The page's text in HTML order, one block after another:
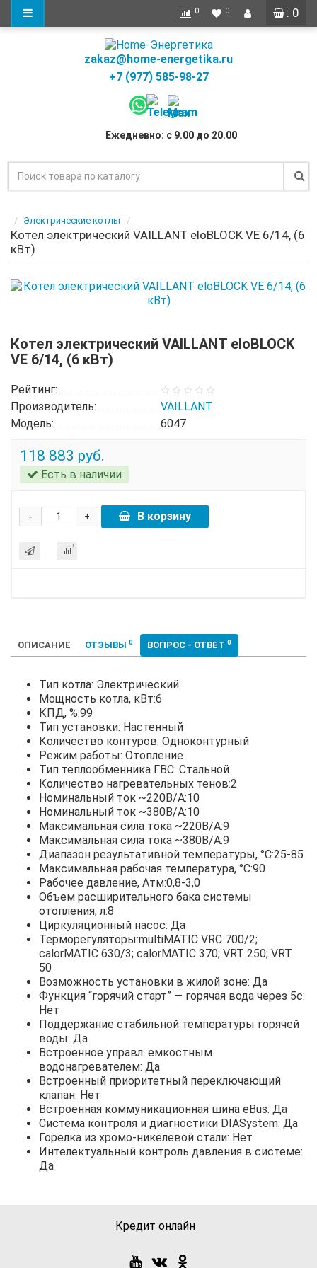
: 0
0 0
zakaz@home-energetika.ru
+7 (977) 585-98-27
Ежедневно: с 9.00 до 20.00
Электрические котлы
Котел электрический VAILLANT eloBLOCK VE 6/14, (6
кВт)
Котел электрический VAILLANT eloBLOCK
VE 6/14, (6 кВт)
Рейтинг:
Производитель:
VAILLANT
Модель:
6047
118 883 руб.
Есть в наличии
+
- В корзину
ОПИСАНИЕ ОТЗЫВЫ 0 ВОПРОС - ОТВЕТ 0
Тип котла: Электрический
Мощность котла, кВт:6
КПД, %:99
Тип установки: Настенный
Количество контуров: Одноконтурный
Режим работы: Отопление
Тип теплообменника ГВС: Стальной
Количество нагревательных тенов:2
Номинальный ток ~220В/А:10
Номинальный ток ~380В/А:10
Максимальная сила тока ~220В/А:9
Максимальная сила тока ~380В/А:9
Диапазон результативной температуры, °С:25-85
Максимальная рабочая температура, °С:90
Рабочее давление, Атм:0,8-3,0
Объем расширительного бака системы
отопления, л:8
Циркуляционный насос: Да
Терморегуляторы:multiMATIC VRC 700/2;
calorMATIC 630/3; calorMATIC 370; VRT 250; VRT
50
Возможность установки в жилой зоне: Да
Функция “горячий старт” — горячая вода через 5с:
Нет
Поддержание стабильной температуры горячей
воды: Да
Встроенное управл. емкостным
водонагревателем: Да
Встроенный приоритетный переключающий
клапан: Нет
Встроенная коммуникационная шина eBus: Да
Система контроля и диагностики DIASystem: Да
Горелка из хромо-никелевой стали: Нет
Интелектуальный контроль давления в системе:
Да
Кредит онлайн